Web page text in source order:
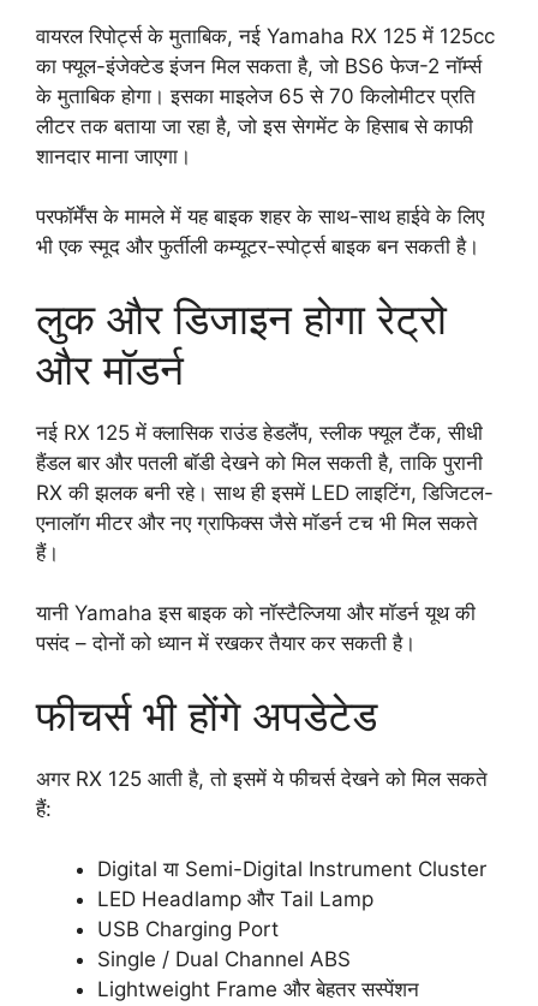
वायरल रिपोर्ट्स के मुताबिक, नई Yamaha RX 125 में 125cc
का फ्यूल-इंजेक्टेड इंजन मिल सकता है, जो BS6 फेज-2 नॉर्म्स
के मुताबिक होगा। इसका माइलेज 65 से 70 किलोमीटर प्रति
लीटर तक बताया जा रहा है, जो इस सेगमेंट के हिसाब से काफी
शानदार माना जाएगा।
परफॉर्मेंस के मामले में यह बाइक शहर के साथ-साथ हाईवे के लिए
भी एक स्मूद और फुर्तीली कम्यूटर-स्पोर्ट्स बाइक बन सकती है।
लुक और डिजाइन होगा रेट्रो
और मॉडर्न
नई RX 125 में क्लासिक राउंड हेडलैंप, स्लीक फ्यूल टैंक, सीधी
हैंडल बार और पतली बॉडी देखने को मिल सकती है, ताकि पुरानी
RX की झलक बनी रहे। साथ ही इसमें LED लाइटिंग, डिजिटल-
एनालॉग मीटर और नए ग्राफिक्स जैसे मॉडर्न टच भी मिल सकते
हैं।
यानी Yamaha इस बाइक को नॉस्टैल्जिया और मॉडर्न यूथ की
पसंद – दोनों को ध्यान में रखकर तैयार कर सकती है।
फीचर्स भी होंगे अपडेटेड
अगर RX 125 आती है, तो इसमें ये फीचर्स देखने को मिल सकते
हैं:
Digital या Semi-Digital Instrument Cluster
LED Headlamp और Tail Lamp
USB Charging Port
Single / Dual Channel ABS
Lightweight Frame और बेहतर सस्पेंशन